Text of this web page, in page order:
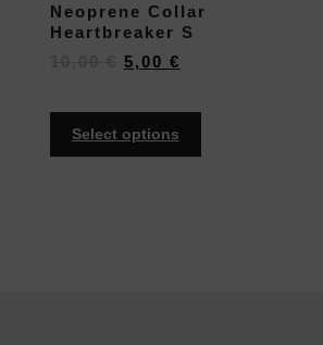
Neoprene Collar
Heartbreaker S
5,00 €
Select options